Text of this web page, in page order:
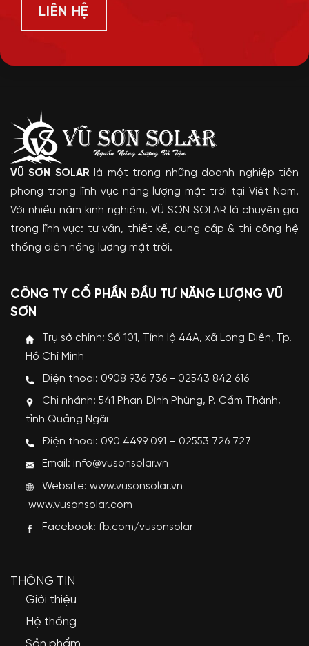
LIÊN HỆ
VŨ SƠN SOLAR là một trong những doanh nghiệp tiên
phong trong lĩnh vực năng lượng mặt trời tại Việt Nam.
Với nhiều năm kinh nghiệm, VŨ SƠN SOLAR là chuyên gia
trong lĩnh vực: tư vấn, thiết kế, cung cấp & thi công hệ
thống điện năng lượng mặt trời.
CÔNG TY CỔ PHẦN ĐẦU TƯ NĂNG LƯỢNG VŨ
SƠN
Trụ sở chính: Số 101, Tỉnh lộ 44A, xã Long Điền, Tp.
Hồ Chí Minh
Điện thoại: 0908 936 736 - 02543 842 616
Chi nhánh: 541 Phan Đình Phùng, P. Cẩm Thành,
tỉnh Quảng Ngãi
Điện thoại: 090 4499 091 – 02553 726 727
Email: info@vusonsolar.vn
Website:www.vusonsolar.vn
www.vusonsolar.com
Facebook: fb.com/vusonsolar
THÔNG TIN
Giới thiệu
Hệ thống